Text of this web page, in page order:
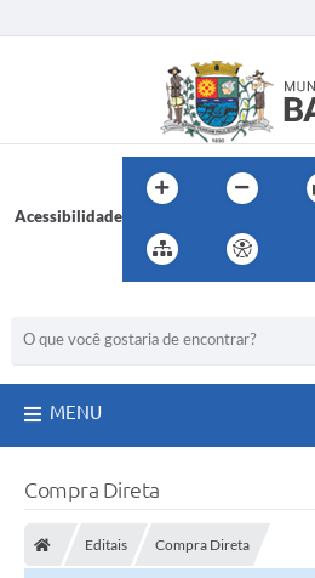
Acessibilidade
MENU
Compra Direta
Editais Compra Direta